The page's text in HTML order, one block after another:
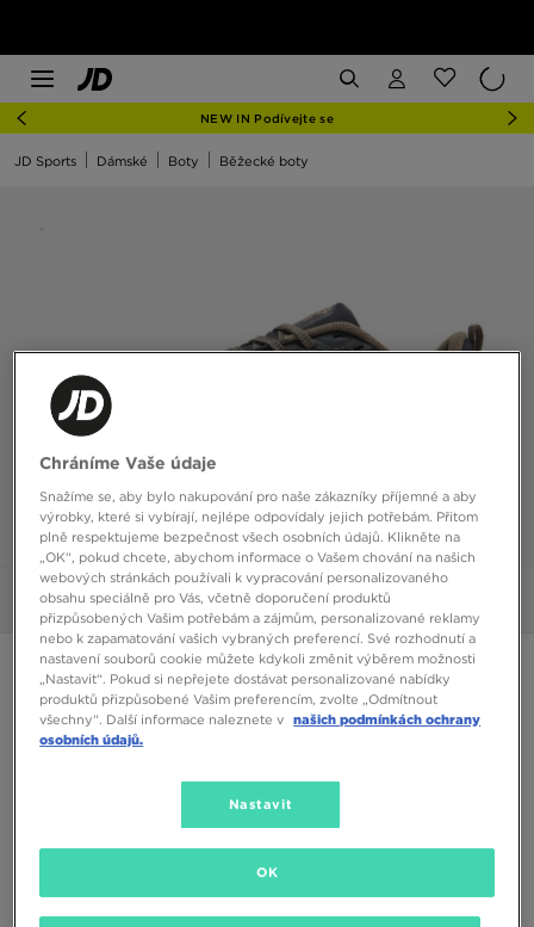
NEW IN Podívejte se
JD Sports Dámské Boty Běžecké boty
Obrázky 360°
NIKE W DOWNSHIFTER 12
1190 Kč
Chráníme Vaše údaje
Snažíme se, aby bylo nakupování pro naše zákazníky příjemné a aby
výrobky, které si vybírají, nejlépe odpovídaly jejich potřebám. Přitom
plně respektujeme bezpečnost všech osobních údajů. Klikněte na
„OK“, pokud chcete, abychom informace o Vašem chování na našich
webových stránkách používali k vypracování personalizovaného
obsahu speciálně pro Vás, včetně doporučení produktů
přizpůsobených Vašim potřebám a zájmům, personalizované reklamy
nebo k zapamatování vašich vybraných preferencí. Své rozhodnutí a
nastavení souborů cookie můžete kdykoli změnit výběrem možnosti
„Nastavit“. Pokud si nepřejete dostávat personalizované nabídky
produktů přizpůsobené Vašim preferencím, zvolte „Odmítnout
všechny“. Další informace naleznete v našich podmínkách ochrany
osobních údajů.
Nastavit
OK